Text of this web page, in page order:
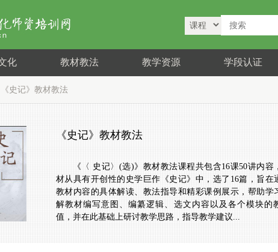
化 教材教法 教学资源 学段认证
史记》教材教法
《史记》教材教法
《〈 史记〉(选)》教材教法课程共包含16课50讲内容
材从具有开创性的史学巨作《史记》中，选了16篇，旨在
教材内容的具体解读、教法指导和精彩课例展示，帮助学
解教材编写意图、编纂逻辑、选文内容以及各个模块的
值，并在此基础上研讨教学思路，指导教学建议...